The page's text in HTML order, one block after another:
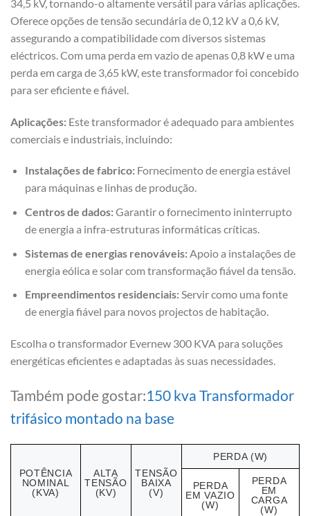
34,5 kV, tornando-o altamente versátil para várias aplicações.
Oferece opções de tensão secundária de 0,12 kV a 0,6 kV,
assegurando a compatibilidade com diversos sistemas
eléctricos. Com uma perda em vazio de apenas 0,8 kW e uma
perda em carga de 3,65 kW, este transformador foi concebido
para ser eficiente e fiável.
Aplicações: Este transformador é adequado para ambientes
comerciais e industriais, incluindo:
Instalações de fabrico:Fornecimento de energia estável
para máquinas e linhas de produção.
Centros de dados:Garantir o fornecimento ininterrupto
de energia a infra-estruturas informáticas críticas.
Sistemas de energias renováveis:Apoio a instalações de
energia eólica e solar com transformação fiável da tensão.
Empreendimentos residenciais:Servir como uma fonte
de energia fiável para novos projectos de habitação.
Escolha o transformador Evernew 300 KVA para soluções
energéticas eficientes e adaptadas às suas necessidades.
Também pode gostar:150 kva Transformador
trifásico montado na base
POTÊNCIA
NOMINAL
(KVA)
ALTA
TENSÃO
(KV)
TENSÃO
BAIXA
(V)
PERDA (W)
PERDA
EM VAZIO
(W)
PERDA
EM
CARGA
(W)